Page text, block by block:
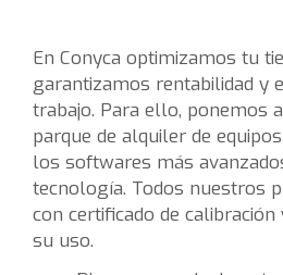
En Conyca optimizamos tu
garantizamos rentabilidad y
trabajo. Para ello, ponemos
parque de alquiler de
los softwares más
tecnología. Todos nuestros
con certificado de
su uso.